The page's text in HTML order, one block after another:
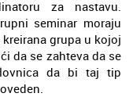
za nastavu.
seminar moraju
grupa u kojoj
da se zahteva da se
da bi taj tip